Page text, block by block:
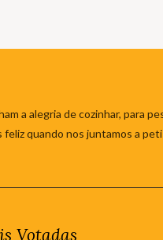
a alegria de cozinhar, para
quando nos juntamos a
Votadas